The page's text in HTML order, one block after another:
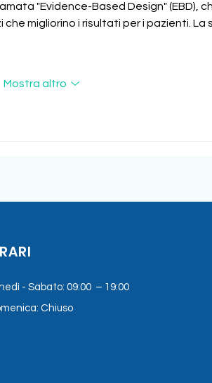
"Evidence-Based Design" (EBD),
migliorino i risultati per i pazienti. La
Mostra altro
- Sabato: 09:00 – 19:00
Chiuso